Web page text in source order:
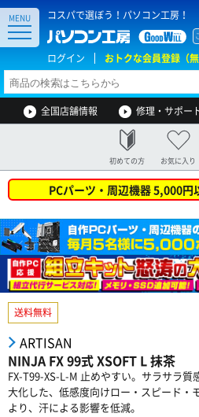
コスパで選ぼう！パソコン工房！
ログイン おトクな会員登録（無
MENU
全国店舗情報 修理・サポー
初めての方 お気に入り
PCパーツ・周辺機器 5,000円
送料無料
ARTISAN
NINJA FX 99式 XSOFT L 抹茶
FX-T99-XS-L-M 止めやすい。サラサラ
大化した、低感度向けロー・スピード・
より、汗による影響を低減。